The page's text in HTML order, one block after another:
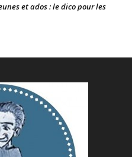
et ados : le dico pour les